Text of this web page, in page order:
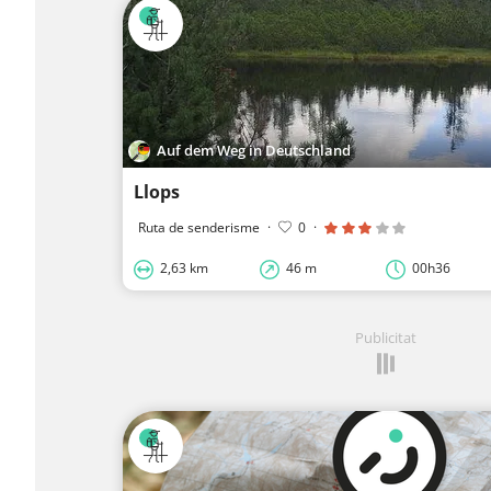
Auf dem Weg in Deutschland
Llops
Ruta de senderisme · 0 ·
2,63 km 46 m 00h36
Publicitat